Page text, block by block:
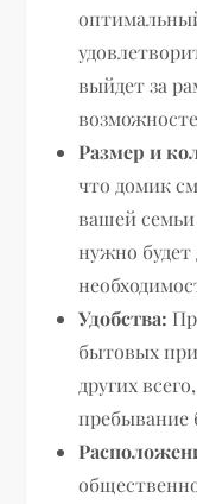
выйдет за
Размер и
что домик
вашей
нужно
Удобства:
бытовых
других
пребывание